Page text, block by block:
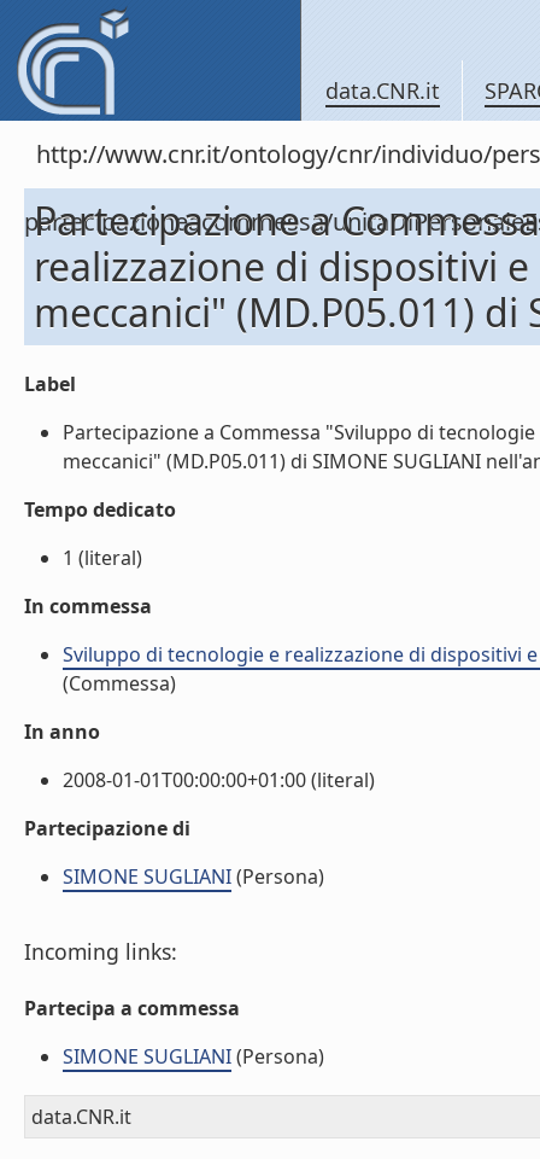
data.CNR.it
http://www.cnr.it/ontology/cnr/individuo/
partecipazioneacommessa/
Partecipazione a
realizzazione di dispositivi
meccanici" (MD.P05.011) di
Label
Partecipazione a Commessa "Sviluppo di
meccanici" (MD.P05.011) di SIMONE SUGLIANI
Tempo dedicato
1 (literal)
In commessa
Sviluppo di tecnologie e realizzazione di dispositivi
(Commessa)
In anno
2008-01-01T00:00:00+01:00 (literal)
Partecipazione di
SIMONE SUGLIANI(Persona)
Incoming links:
Partecipa a commessa
SIMONE SUGLIANI(Persona)
data.CNR.it